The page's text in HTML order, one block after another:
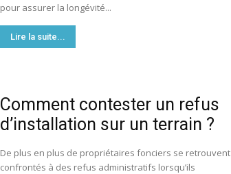
pour assurer la longévité...
Lire la suite...
Comment contester un refus
d’installation sur un terrain ?
De plus en plus de propriétaires fonciers se retrouvent
confrontés à des refus administratifs lorsqu’ils